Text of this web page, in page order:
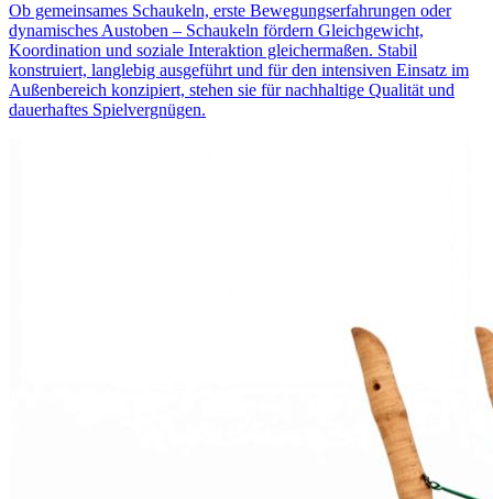
Ob gemeinsames Schaukeln, erste Bewegungserfahrungen oder
dynamisches Austoben – Schaukeln fördern Gleichgewicht,
Koordination und soziale Interaktion gleichermaßen. Stabil
konstruiert, langlebig ausgeführt und für den intensiven Einsatz im
Außenbereich konzipiert, stehen sie für nachhaltige Qualität und
dauerhaftes Spielvergnügen.